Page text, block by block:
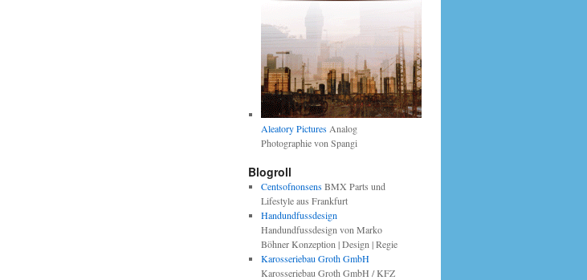
Aleatory PicturesAnalog
Photographie von Spangi
Blogroll
CentsofnonsensBMX Parts und
Lifestyle aus Frankfurt
Handundfussdesign
Handundfussdesign von Marko
Böhner Konzeption | Design | Regie
Karosseriebau Groth GmbH
Karosseriebau Groth GmbH / KFZ